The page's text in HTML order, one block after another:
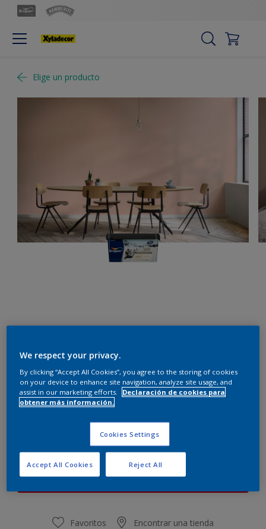
Elige un producto
TOSCANA SALMON INTERMEDIO
Cantidad Calculadora de pintura
Calcular
Este producto no está actualmente disponible en línea.
Por favor, visite su tienda más cercana.
Favoritos Encontrar una tienda
We respect your privacy.
By clicking “Accept All Cookies”, you agree to the storing of cookies
on your device to enhance site navigation, analyze site usage, and
assist in our marketing efforts.
Declaración de cookies para
obtener más información.
Cookies Settings
Reject All
Accept All Cookies